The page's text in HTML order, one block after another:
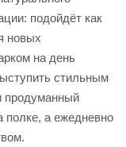
подойдёт как
новых
на день
стильным
продуманный
полке, а ежедневно